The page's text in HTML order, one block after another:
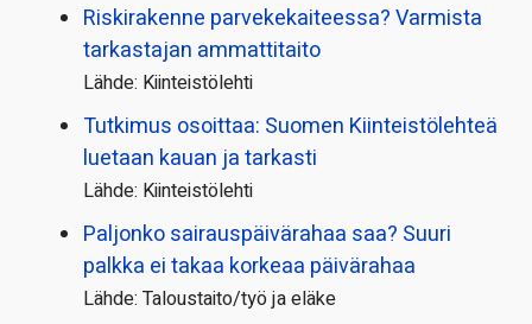
Riskirakenne parvekekaiteessa? Varmista
tarkastajan ammattitaito
Lähde: Kiinteistölehti
Tutkimus osoittaa: Suomen Kiinteistölehteä
luetaan kauan ja tarkasti
Lähde: Kiinteistölehti
Paljonko sairauspäivä­rahaa saa? Suuri
palkka ei takaa korkeaa päivärahaa
Lähde: Taloustaito/työ ja eläke